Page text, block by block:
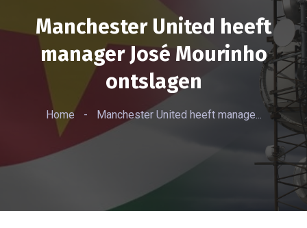
Manchester United heeft
manager José Mourinho
ontslagen
Home - Manchester United heeft manage...